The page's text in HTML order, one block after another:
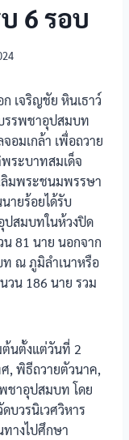
6 รอบ
เจริญชัย หินเธาว์
รรพชาอุปสมบท
อมเกล้า เพื่อถวาย
ระบาทสมเด็จ
ลิมพระชนมพรรษา
ายร้อยได้รับ
สมบทในห้วงปิด
81 นาย นอกจาก
ท ณ ภูมิลำเนาหรือ
วน 186 นาย รวม
นตั้งแต่วันที่ 2
, พิธีถวายตัวนาค,
ชาอุปสมบท โดย
บวรนิเวศวิหาร
างไปศึกษา